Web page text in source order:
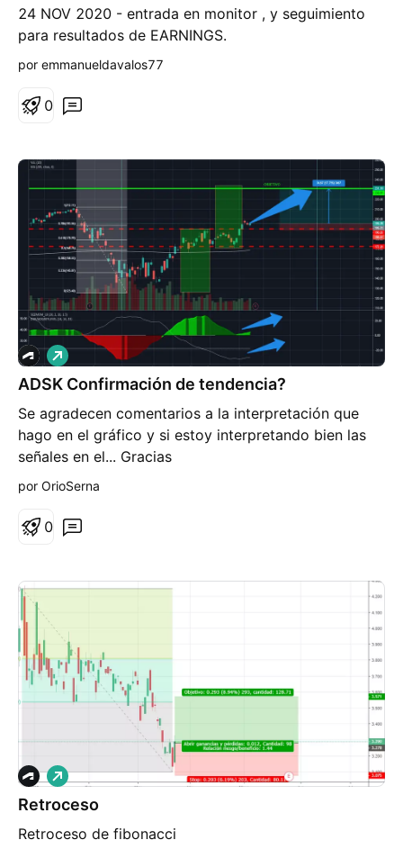
24 NOV 2020 - entrada en monitor , y seguimiento
para resultados de EARNINGS.
por emmanueldavalos77
0
ADSK Confirmación de tendencia?
Se agradecen comentarios a la interpretación que
hago en el gráfico y si estoy interpretando bien las
señales en el... Gracias
L
a
r
o
por OrioSerna
0
Retroceso
Retroceso de fibonacci
L
a
r
o